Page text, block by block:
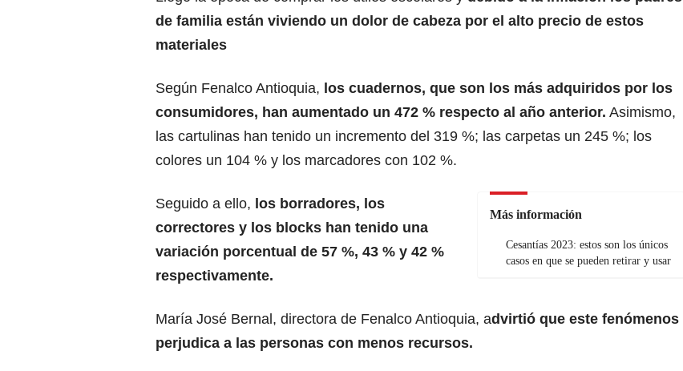
de familia están viviendo un dolor de cabeza por el alto precio de estos
materiales
Según Fenalco Antioquia, los cuadernos, que son los más adquiridos por los
consumidores, han aumentado un 472 % respecto al año anterior. Asimismo,
las cartulinas han tenido un incremento del 319 %; las carpetas un 245 %; los
colores un 104 % y los marcadores con 102 %.
Más información
Cesantías 2023: estos son los únicos
casos en que se pueden retirar y usar
Seguido a ello, los borradores, los
correctores y los blocks han tenido una
variación porcentual de 57 %, 43 % y 42 %
respectivamente.
María José Bernal, directora de Fenalco Antioquia, advirtió que este fenómenos
perjudica a las personas con menos recursos.